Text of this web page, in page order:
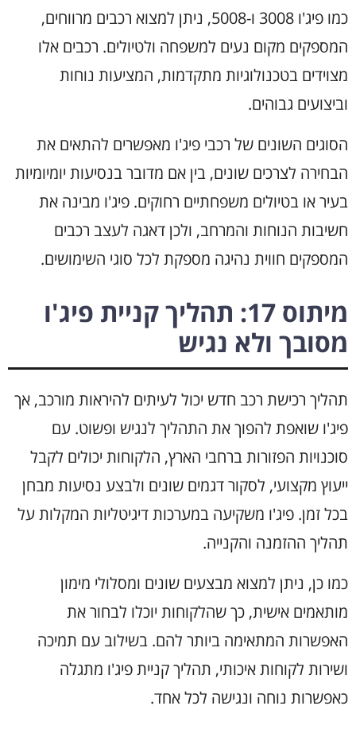
כמו פיג'ו 3008 ו-5008, ניתן למצוא רכבים מרווחים,
המספקים מקום נעים למשפחה ולטיולים. רכבים אלו
מצוידים בטכנולוגיות מתקדמות, המציעות נוחות
וביצועים גבוהים.
הסוגים השונים של רכבי פיג'ו מאפשרים להתאים את
הבחירה לצרכים שונים, בין אם מדובר בנסיעות יומיומיות
בעיר או בטיולים משפחתיים רחוקים. פיג'ו מבינה את
חשיבות הנוחות והמרחב, ולכן דאגה לעצב רכבים
המספקים חווית נהיגה מספקת לכל סוגי השימושים.
מיתוס 17: תהליך קניית פיג'ו
מסובך ולא נגיש
תהליך רכישת רכב חדש יכול לעיתים להיראות מורכב, אך
פיג'ו שואפת להפוך את התהליך לנגיש ופשוט. עם
סוכנויות הפזורות ברחבי הארץ, הלקוחות יכולים לקבל
ייעוץ מקצועי, לסקור דגמים שונים ולבצע נסיעות מבחן
בכל זמן. פיג'ו משקיעה במערכות דיגיטליות המקלות על
תהליך ההזמנה והקנייה.
כמו כן, ניתן למצוא מבצעים שונים ומסלולי מימון
מותאמים אישית, כך שהלקוחות יוכלו לבחור את
האפשרות המתאימה ביותר להם. בשילוב עם תמיכה
ושירות לקוחות איכותי, תהליך קניית פיג'ו מתגלה
כאפשרות נוחה ונגישה לכל אחד.